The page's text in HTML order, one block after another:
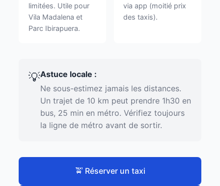
limitées. Utile pour
Vila Madalena et
Parc Ibirapuera.
via app (moitié prix
des taxis).
💡Astuce locale :
Ne sous-estimez jamais les distances.
Un trajet de 10 km peut prendre 1h30 en
bus, 25 min en métro. Vérifiez toujours
la ligne de métro avant de sortir.
🚖 Réserver un taxi